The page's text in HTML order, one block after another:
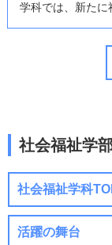
学科では、新たに
社会福祉学
社会福祉学科
活躍の舞台